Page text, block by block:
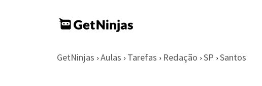
GetNinjas › Aulas › Tarefas › Redação › SP › Santos